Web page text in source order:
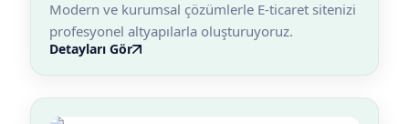
Modern ve kurumsal çözümlerle E-ticaret sitenizi
profesyonel altyapılarla oluşturuyoruz.
Detayları Gör